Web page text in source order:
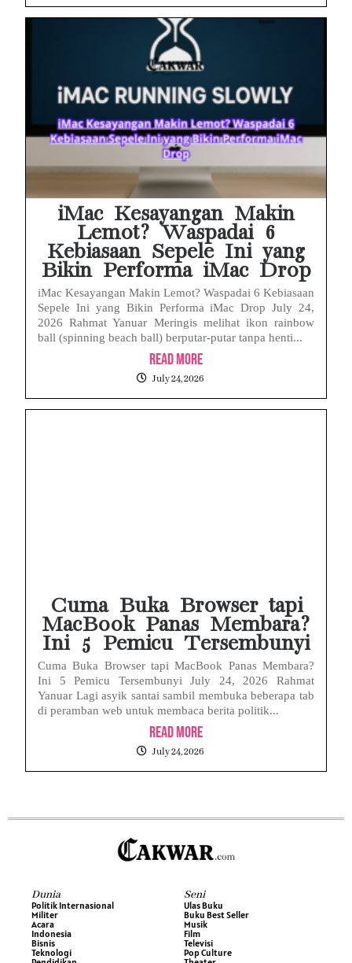
iMac Kesayangan Makin
Lemot? Waspadai 6
Kebiasaan Sepele Ini yang
Bikin Performa iMac Drop
iMac Kesayangan Makin Lemot? Waspadai 6 Kebiasaan
Sepele Ini yang Bikin Performa iMac Drop July 24,
2026 Rahmat Yanuar Meringis melihat ikon rainbow
ball (spinning beach ball) berputar-putar tanpa henti...
Read More
July 24, 2026
Cuma Buka Browser tapi
MacBook Panas Membara?
Ini 5 Pemicu Tersembunyi
Cuma Buka Browser tapi MacBook Panas Membara?
Ini 5 Pemicu Tersembunyi July 24, 2026 Rahmat
Yanuar Lagi asyik santai sambil membuka beberapa tab
di peramban web untuk membaca berita politik...
Read More
July 24, 2026
Dunia
Politik Internasional
Militer
Acara
Indonesia
Bisnis
Teknologi
Seni
Ulas Buku
Buku Best Seller
Musik
Film
Televisi
Pop Culture